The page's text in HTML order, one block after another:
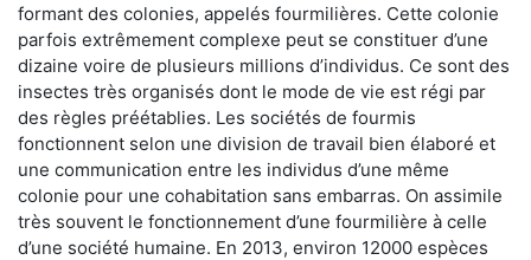
formant des colonies, appelés fourmilières. Cette colonie
parfois extrêmement complexe peut se constituer d’une
dizaine voire de plusieurs millions d’individus. Ce sont des
insectes très organisés dont le mode de vie est régi par
des règles préétablies. Les sociétés de fourmis
fonctionnent selon une division de travail bien élaboré et
une communication entre les individus d’une même
colonie pour une cohabitation sans embarras. On assimile
très souvent le fonctionnement d’une fourmilière à celle
d’une société humaine. En 2013, environ 12000 espèces